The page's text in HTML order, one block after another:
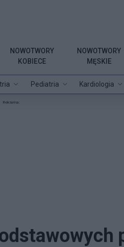
Pediatria Kardiologia
NOWOTWORY
KOBIECE
NOWOTWORY
MĘSKIE
Reklama: